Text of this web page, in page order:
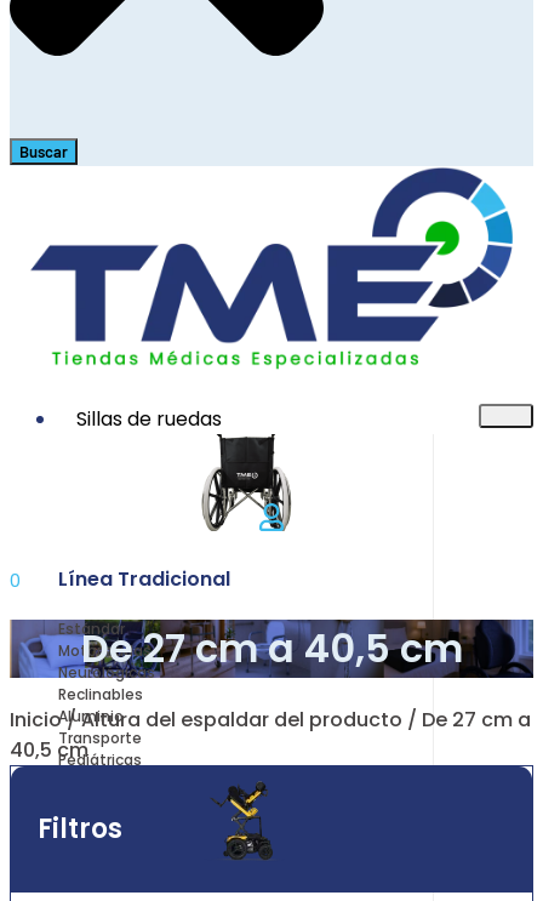
Buscar
Sillas de ruedas
Línea Tradicional
Estándar
Motorizadas
Neurológicas
Reclinables
Aluminio
Transporte
Pediátricas
0
De 27 cm a 40,5 cm
Inicio/ Altura del espaldar del producto / De 27 cm a
40,5 cm
Filtros